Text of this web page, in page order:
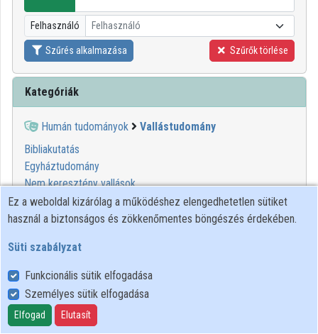
Közreműködők
Felhasználó Felhasználó
Szűrés alkalmazása Szűrők törlése
Kategóriák
Humán tudományok
Vallástudomány
Bibliakutatás
Egyháztudomány
Nem keresztény vallások
Összehasonlító vallástudomány
Pasztorizáció
Felhasználói szabályzat
Adatkezelési tájékoztató
Süti szabályzat
Ez a weboldal kizárólag a működéshez elengedhetetlen sütiket
használ a biztonságos és zökkenőmentes böngészés érdekében.
Süti szabályzat
Funkcionális sütik elfogadása
Személyes sütik elfogadása
Elfogad Elutasít